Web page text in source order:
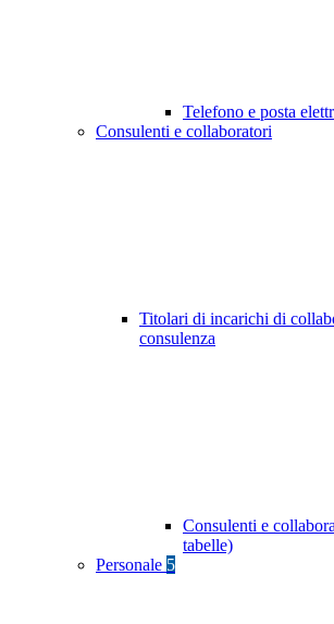
Telefono e posta
Consulenti e collaboratori
Titolari di incarichi di
consulenza
Consulenti e
tabelle)
Personale 5